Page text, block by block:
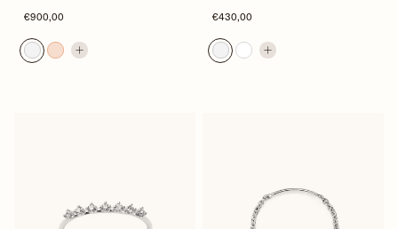
€900,00 €430,00